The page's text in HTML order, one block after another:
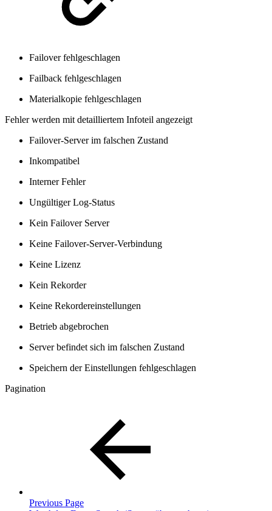
Failover fehlgeschlagen
Failback fehlgeschlagen
Materialkopie fehlgeschlagen
Fehler werden mit detailliertem Infoteil angezeigt
Failover-Server im falschen Zustand
Inkompatibel
Interner Fehler
Ungültiger Log-Status
Kein Failover Server
Keine Failover-Server-Verbindung
Keine Lizenz
Kein Rekorder
Keine Rekordereinstellungen
Betrieb abgebrochen
Server befindet sich im falschen Zustand
Speichern der Einstellungen fehlgeschlagen
Pagination
Previous Page